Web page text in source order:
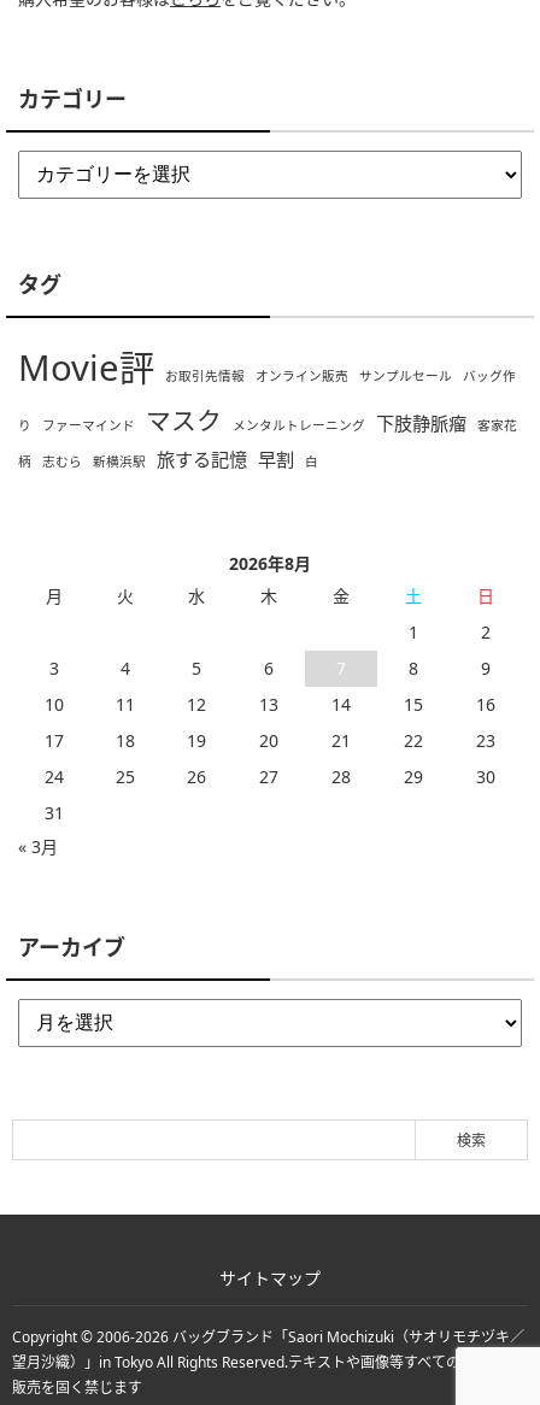
カテゴリー
タグ
Movie評 お取引先情報 オンライン販売 サンプルセール バッグ作
り ファーマインド マスク メンタルトレーニング 下肢静脈瘤 客家花
柄 志むら 新横浜駅 旅する記憶 早割 白
2026年8月
月
火 水 木 金 土
日
1
2
3
4 5 6 7 8
9
10
11 12 13 14 15
16
17
18 19 20 21 22
23
24
25 26 27 28 29
30
31
« 3月
アーカイブ
サイトマップ
Copyright © 2006-2026 バッグブランド「Saori Mochizuki（サオリモチヅキ／
望月沙織）」in TokyoAll Rights Reserved.テキストや画像等すべての転載転用
販売を固く禁じます